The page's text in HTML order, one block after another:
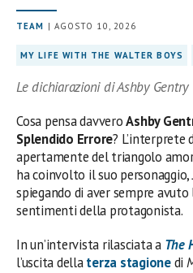
TEAM | AGOSTO 10, 2026
MY LIFE WITH THE WALTER BOYS
Le dichiarazioni di Ashby Gentry
Cosa pensa davveroAshby
Splendido Errore? L’interprete
apertamente del triangolo
ha coinvolto il suo
spiegando di aver sempre
sentimenti della protagonista.
In un’intervista rilasciata a The
l’uscita dellaterza stagionedi